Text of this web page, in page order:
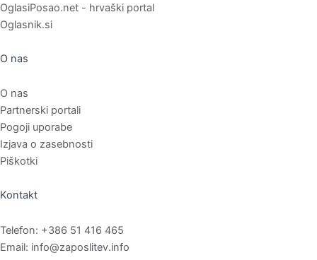
OglasiPosao.net - hrvaški portal
Oglasnik.si
O nas
O nas
Partnerski portali
Pogoji uporabe
Izjava o zasebnosti
Piškotki
Kontakt
Telefon: +386 51 416 465
Email: info@zaposlitev.info